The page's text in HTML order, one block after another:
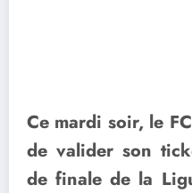
Ce mardi soir, le
de valider son
de finale de la